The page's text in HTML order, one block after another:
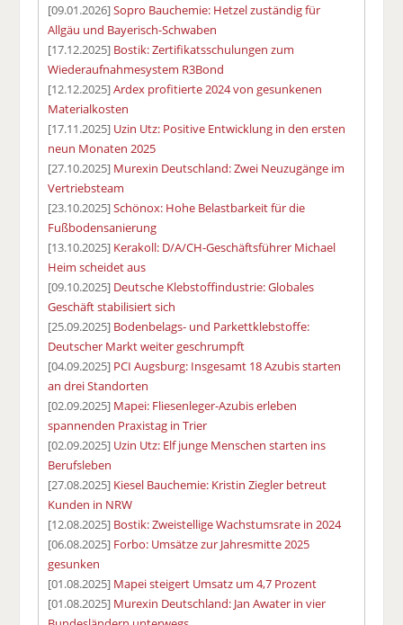
[09.01.2026]Sopro Bauchemie: Hetzel zuständig für
Allgäu und Bayerisch-Schwaben
[17.12.2025] Bostik: Zertifikatsschulungen zum
Wiederaufnahmesystem R3Bond
[12.12.2025]Ardex profitierte 2024 von gesunkenen
Materialkosten
[17.11.2025] Uzin Utz: Positive Entwicklung in den ersten
neun Monaten 2025
[27.10.2025] Murexin Deutschland: Zwei Neuzugänge im
Vertriebsteam
[23.10.2025]Schönox: Hohe Belastbarkeit für die
Fußbodensanierung
[13.10.2025] Kerakoll: D/A/CH-Geschäftsführer Michael
Heim scheidet aus
[09.10.2025] Deutsche Klebstoffindustrie: Globales
Geschäft stabilisiert sich
[25.09.2025] Bodenbelags- und Parkettklebstoffe:
Deutscher Markt weiter geschrumpft
[04.09.2025] PCI Augsburg: Insgesamt 18 Azubis starten
an drei Standorten
[02.09.2025] Mapei: Fliesenleger-Azubis erleben
spannenden Praxistag in Trier
[02.09.2025] Uzin Utz: Elf junge Menschen starten ins
Berufsleben
[27.08.2025] Kiesel Bauchemie: Kristin Ziegler betreut
Kunden in NRW
[12.08.2025] Bostik: Zweistellige Wachstumsrate in 2024
[06.08.2025] Forbo: Umsätze zur Jahresmitte 2025
gesunken
[01.08.2025] Mapei steigert Umsatz um 4,7 Prozent
[01.08.2025] Murexin Deutschland: Jan Awater in vier